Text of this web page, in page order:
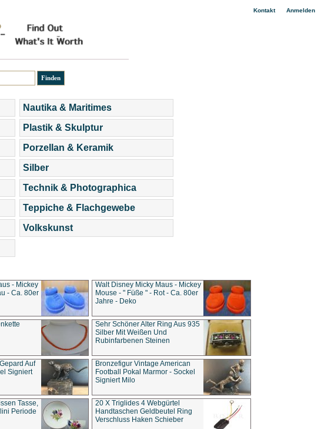
Kontakt| Anmelden
Nautika & Maritimes
Plastik & Skulptur
Porzellan & Keramik
Silber
Technik & Photographica
Teppiche & Flachgewebe
Volkskunst
- Mickey
- Ca. 80er
Walt Disney Micky Maus - Mickey
Mouse - " Füße " - Rot - Ca. 80er
Jahre - Deko
Sehr Schöner Alter Ring Aus 935
Silber Mit Weißen Und
Rubinfarbenen Steinen
Auf
Signiert
Bronzefigur Vintage American
Football Pokal Marmor - Sockel
Signiert Milo
Tasse,
Periode
20 X Triglides 4 Webgürtel
Handtaschen Geldbeutel Ring
Verschluss Haken Schieber